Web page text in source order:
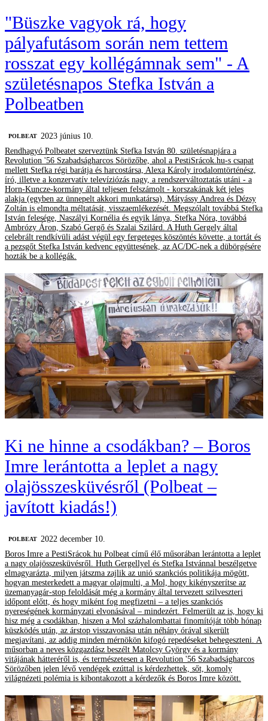
"Büszke vagyok rá, hogy
pályafutásom során nem tettem
rosszat egy kollégámnak sem" - A
születésnapos Stefka István a
Polbeatben
‎POLBEAT
2023 június 10.
Rendhagyó Polbeatet szerveztünk Stefka István 80. születésnapjára a
Revolution '56 Szabadságharcos Sörözőbe, ahol a PestiSrácok.hu-s csapat
mellett Stefka régi barátja és harcostársa, Alexa Károly irodalomtörténész,
író, illetve a konzervatív televíziózás nagy, a rendszerváltoztatás utáni - a
Horn-Kuncze-kormány által teljesen felszámolt - korszakának két jeles
alakja (egyben az ünnepelt akkori munkatársa), Mátyássy Andrea és Dézsy
Zoltán is elmondta méltatását, visszaemlékezését. Megszólalt továbbá Stefka
István felesége, Naszályi Kornélia és egyik lánya, Stefka Nóra, továbbá
Ambrózy Áron, Szabó Gergő és Szalai Szilárd. A Huth Gergely által
celebrált rendkívüli adást végül egy fergeteges köszöntés követte, a tortát és
a pezsgőt Stefka István kedvenc együttesének, az AC/DC-nek a dübörgésére
hozták be a kollégák.
Ki ne hinne a csodákban? – Boros
Imre lerántotta a leplet a nagy
olajösszesküvésről (Polbeat –
javított kiadás!)
‎POLBEAT
2022 december 10.
Boros Imre a PestiSrácok.hu Polbeat című élő műsorában lerántotta a leplet
a nagy olajösszesküvésről. Huth Gergellyel és Stefka Istvánnal beszélgetve
elmagyarázta, milyen játszma zajlik az unió szankciós politikája mögött,
hogyan mesterkedett a magyar olajmulti, a Mol, hogy kikényszerítse az
üzemanyagár-stop feloldását még a kormány által tervezett szilveszteri
időpont előtt, és hogy miként fog megfizetni – a teljes szankciós
nyereségének kormányzati elvonásával – mindezért. Felmerült az is, hogy ki
hisz még a csodákban, hiszen a Mol százhalombattai finomítóját több hónap
küszködés után, az árstop visszavonása után néhány órával sikerült
megjavítani, az addig minden mérnökön kifogó repedéseket behegeszteni. A
műsorban a neves közgazdász beszélt Matolcsy György és a kormány
vitájának hátteréről is, és természetesen a Revolution '56 Szabadságharcos
Sörözőben jelen lévő vendégek ezúttal is kérdezhettek, sőt, komoly
világnézeti polémia is kibontakozott a kérdezők és Boros Imre között.